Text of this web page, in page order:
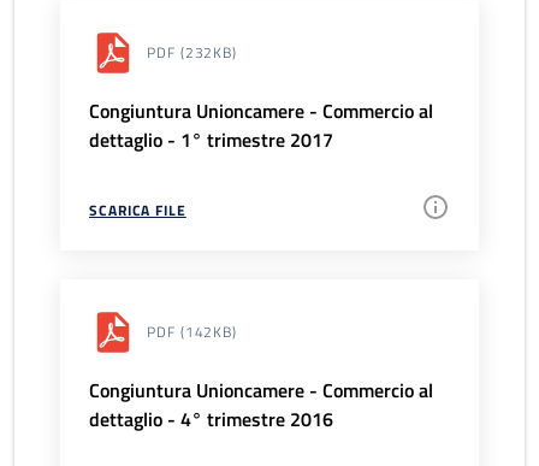
PDF (232KB)
Congiuntura Unioncamere - Commercio al
dettaglio - 1° trimestre 2017
SCARICA FILE
PDF (142KB)
Congiuntura Unioncamere - Commercio al
dettaglio - 4° trimestre 2016